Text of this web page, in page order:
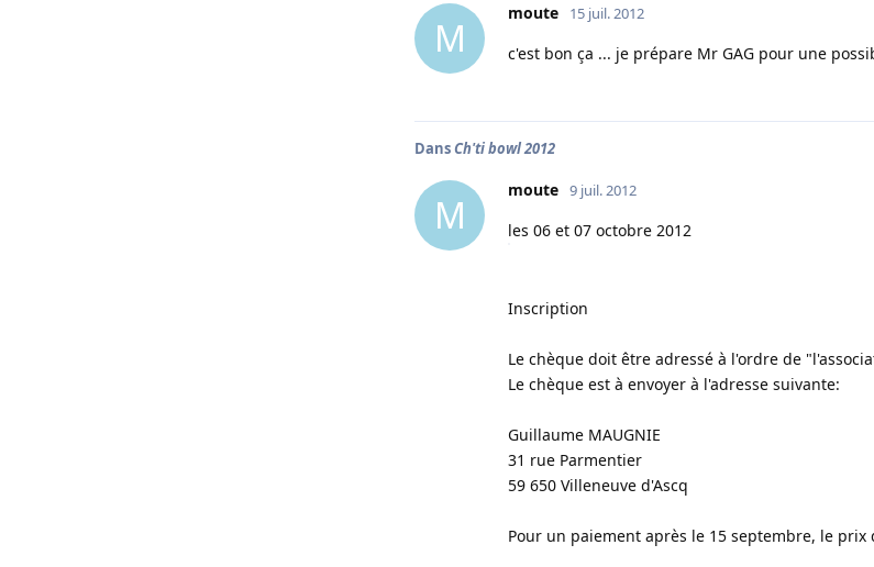
M
moute 15 juil. 2012
c'est bon ça ... je prépare Mr GAG pour une
DansCh'ti bowl 2012
M
moute 9 juil. 2012
les 06 et 07 octobre 2012
Inscription
Le chèque doit être adressé à l'ordre de
Le chèque est à envoyer à l'adresse suivante:
Guillaume MAUGNIE
31 rue Parmentier
59 650 Villeneuve d'Ascq
Pour un paiement après le 15 septembre, le prix